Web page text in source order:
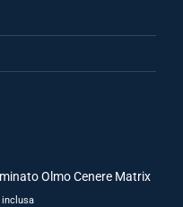
Olmo Cenere Matrix
inclusa